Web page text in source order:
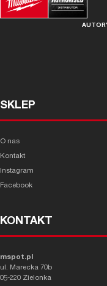
SKLEP
O nas
Kontakt
Instagram
Facebook
KONTAKT
mspot.pl
ul. Marecka 70b
05-220 Zielonka